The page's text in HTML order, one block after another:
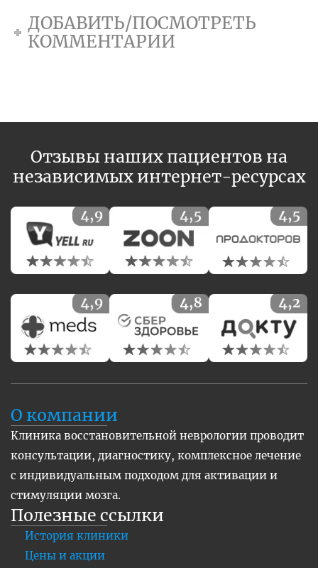
ДОБАВИТЬ/ПОСМОТРЕТЬ
КОММЕНТАРИИ
Отзывы наших пациентов на
независимых интернет-ресурсах
О компании
Клиника восстановительной неврологии проводит
консультации, диагностику, комплексное лечение
с индивидуальным подходом для активации и
стимуляции мозга.
Полезные ссылки
История клиники
Цены и акции